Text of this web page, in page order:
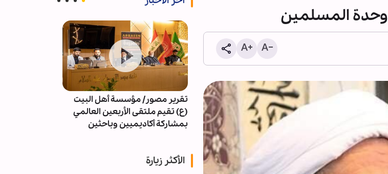
وحدة المسلمين
1255 شهيدا منذ وقف النار في غزة
تقرير مصور/ مؤسسة أهل البيت
(ع) تقيم ملتقى الأربعين العالمي
بمشاركة أكاديميين وباحثين
الأكثر زيارة